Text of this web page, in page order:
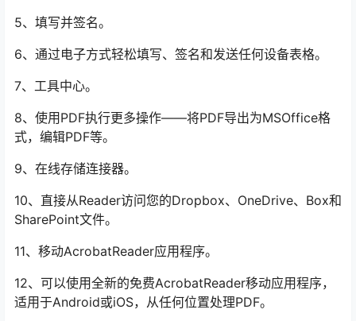
5、填写并签名。
6、通过电子方式轻松填写、签名和发送任何设备表格。
7、工具中心。
8、使用PDF执行更多操作——将PDF导出为MSOffice格
式，编辑PDF等。
9、在线存储连接器。
10、直接从Reader访问您的Dropbox、OneDrive、Box和
SharePoint文件。
11、移动AcrobatReader应用程序。
12、可以使用全新的免费AcrobatReader移动应用程序，
适用于Android或iOS，从任何位置处理PDF。